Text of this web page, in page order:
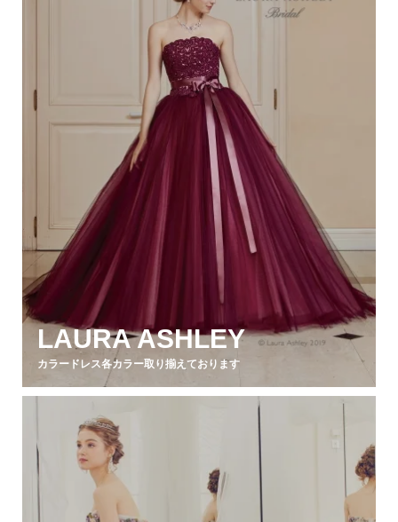
LAURA ASHLEY
カラードレス各カラー取り揃えております